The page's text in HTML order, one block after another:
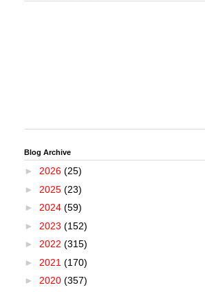
Blog Archive
► 2026 (25)
► 2025 (23)
► 2024 (59)
► 2023 (152)
► 2022 (315)
► 2021 (170)
► 2020 (357)